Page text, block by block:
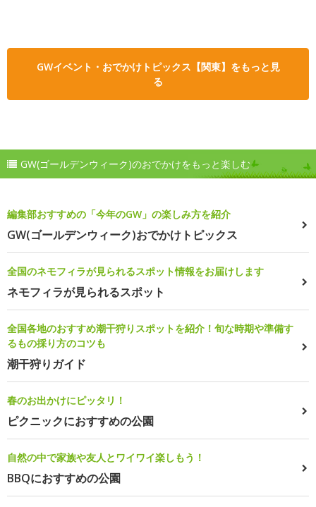
GWイベント・おでかけトピックス【関東】をもっと見
る
GW(ゴールデンウィーク)のおでかけをもっと楽しむ
編集部おすすめの「今年のGW」の楽しみ方を紹介
GW(ゴールデンウィーク)おでかけトピックス
全国のネモフィラが見られるスポット情報をお届けします
ネモフィラが見られるスポット
全国各地のおすすめ潮干狩りスポットを紹介！旬な時期や準備す
るもの採り方のコツも
潮干狩りガイド
春のお出かけにピッタリ！
ピクニックにおすすめの公園
自然の中で家族や友人とワイワイ楽しもう！
BBQにおすすめの公園